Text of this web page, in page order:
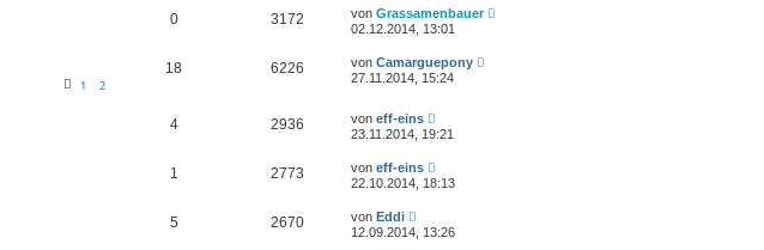
0 3172 von Grassamenbauer
02.12.2014, 13:01
1 2
18 6226 von Camarguepony
27.11.2014, 15:24
4 2936 von eff-eins
23.11.2014, 19:21
1 2773 von eff-eins
22.10.2014, 18:13
5 2670 von Eddi
12.09.2014, 13:26